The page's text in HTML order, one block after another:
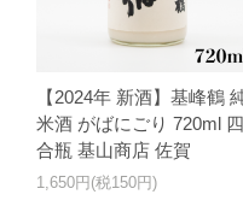
【2024年 新酒】基峰鶴
米酒 がばにごり 720ml 四
合瓶 基山商店 佐賀
1,650円(税150円)